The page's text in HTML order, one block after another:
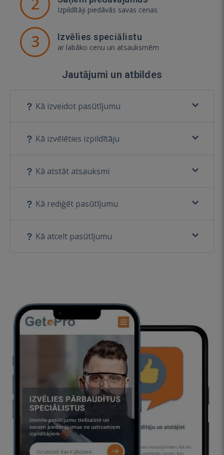
Izpildītāji piedāvās savas cenas
3 Izvēlies speciālistu
ar labāko cenu un atsauksmēm
Jautājumi un atbildes
Kā izveidot pasūtījumu
Kā izvēlēties izpildītāju
Kā atstāt atsauksmi
Kā rediģēt pasūtījumu
Kā atcelt pasūtījumu